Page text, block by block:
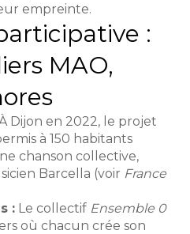
empreinte.
:
MAO,
Dijon en 2022, le projet
à 150 habitants
chanson collective,
Barcella (voir France
: Le collectif Ensemble 0
où chacun crée son